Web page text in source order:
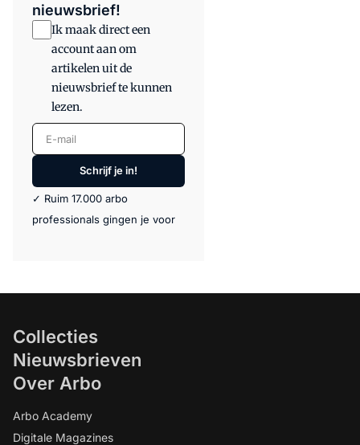
nieuwsbrief!
Ik maak direct een
account aan om
artikelen uit de
nieuwsbrief te kunnen
lezen.
E-mail
Schrijf je in!
✓ Ruim 17.000 arbo
professionals gingen je voor
Collecties
Nieuwsbrieven
Over Arbo
Arbo Academy
Digitale Magazines